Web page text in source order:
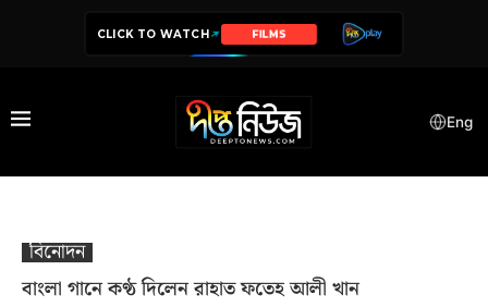
CLICK TO WATCH SERIES
Eng
বিনোদন
বাংলা গানে কণ্ঠ দিলেন রাহাত ফতেহ আলী খান